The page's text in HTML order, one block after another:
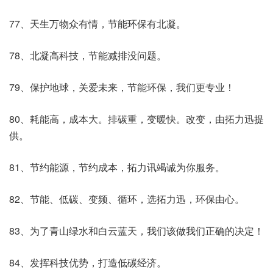
77、天生万物众有情，节能环保有北凝。
78、北凝高科技，节能减排没问题。
79、保护地球，关爱未来，节能环保，我们更专业！
80、耗能高，成本大。排碳重，变暖快。改变，由拓力迅提
供。
81、节约能源，节约成本，拓力讯竭诚为你服务。
82、节能、低碳、变频、循环，选拓力迅，环保由心。
83、为了青山绿水和白云蓝天，我们该做我们正确的决定！
84、发挥科技优势，打造低碳经济。